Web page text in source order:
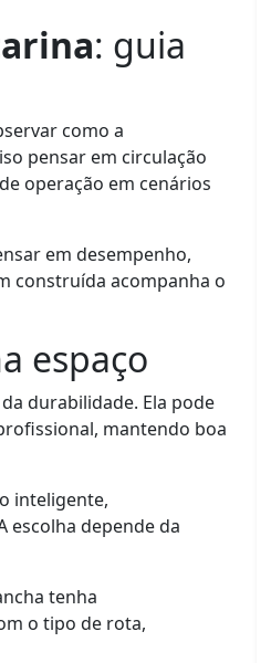
: guia
como a
pensar em circulação
operação em cenários
em desempenho,
construída acompanha o
espaço
durabilidade. Ela pode
mantendo boa
inteligente,
escolha depende da
tenha
o tipo de rota,